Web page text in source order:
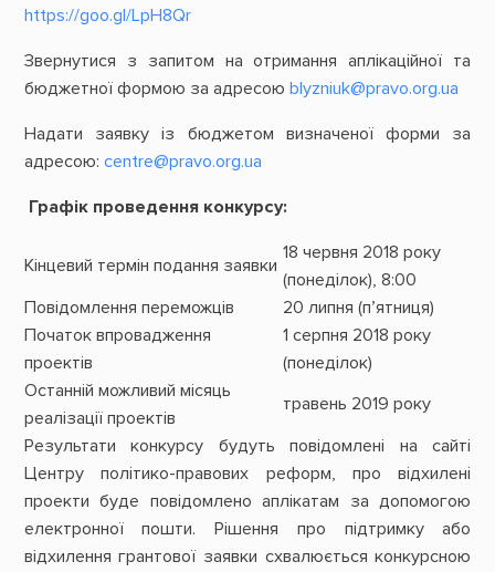
https://goo.gl/LpH8Qr
Звернутися з запитом на отримання аплікаційної та
бюджетної формою за адресою blyzniuk@pravo.org.ua
Надати заявку із бюджетом визначеної форми за
адресою: centre@pravo.org.ua
Графік проведення конкурсу:
Кінцевий термін подання заявки
18 червня 2018 року
(понеділок), 8:00
Повідомлення переможців
20 липня (п’ятниця)
Початок впровадження
проектів
1 серпня 2018 року
(понеділок)
Останній можливий місяць
реалізації проектів
травень 2019 року
Результати конкурсу будуть повідомлені на сайті
Центру політико-правових реформ, про відхилені
проекти буде повідомлено аплікатам за допомогою
електронної пошти. Рішення про підтримку або
відхилення грантової заявки схвалюється конкурсною